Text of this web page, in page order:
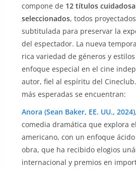
compone de 12 títulos
seleccionados, todos
subtitulada para preservar la
del espectador. La nueva
rica variedad de géneros y
enfoque especial en el cine
autor, fiel al espíritu del
más esperadas se encuentran:
Anora (Sean Baker, EE. UU., 2024)
comedia dramática que explora
americano, con un enfoque
obra, que ha recibido elogios
internacional y premios en